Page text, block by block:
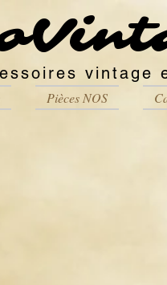
vintage
Pièces NOS